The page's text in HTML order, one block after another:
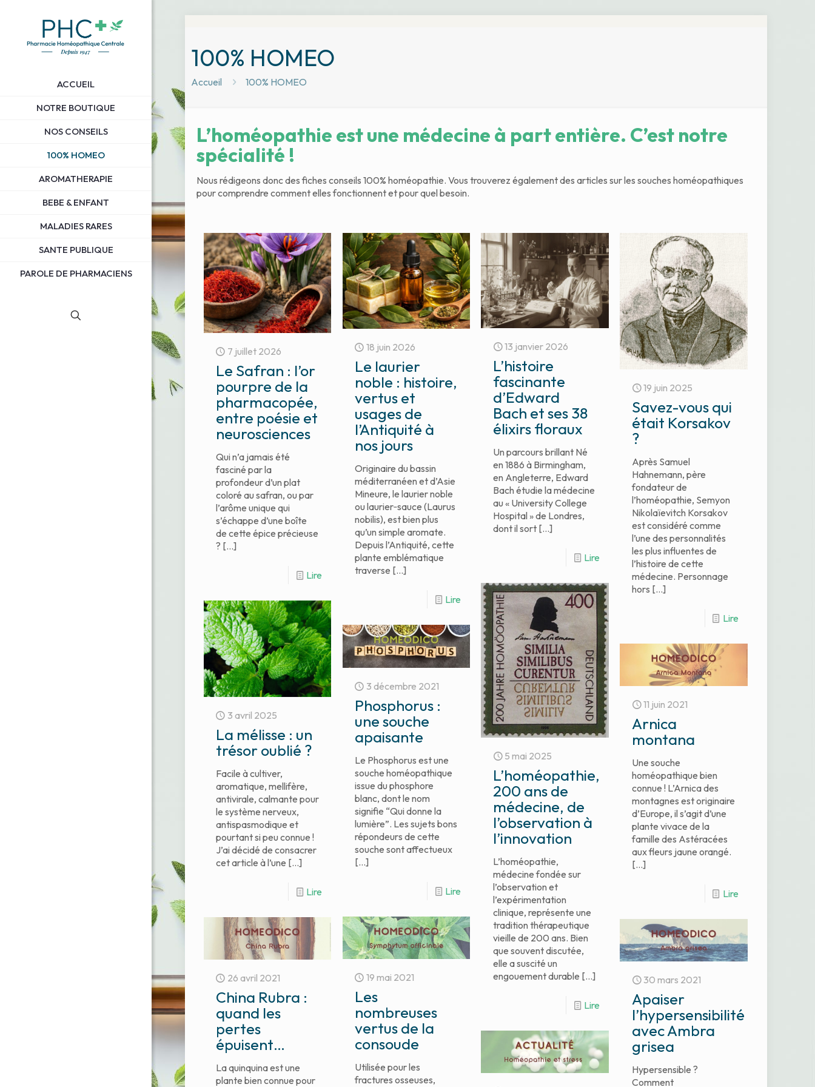
ACCUEIL
NOTRE BOUTIQUE
NOS CONSEILS
100% HOMEO
AROMATHERAPIE
BEBE & ENFANT
MALADIES RARES
SANTE PUBLIQUE
PAROLE DE PHARMACIENS
100% HOMEO
Accueil 100% HOMEO
L’homéopathie est une médecine à part entière. C’est notre
spécialité !
Nous rédigeons donc des fiches conseils 100% homéopathie. Vous trouverez également des articles sur les souches homéopathiques
pour comprendre comment elles fonctionnent et pour quel besoin.
7 juillet 2026
Le Safran : l’or
pourpre de la
pharmacopée,
entre poésie et
neurosciences
Qui n’a jamais été
fasciné par la
profondeur d’un plat
coloré au safran, ou par
l’arôme unique qui
s’échappe d’une boîte
de cette épice précieuse
? […]
Lire
18 juin 2026
Le laurier
noble : histoire,
vertus et
usages de
l’Antiquité à
nos jours
Originaire du bassin
méditerranéen et d’Asie
Mineure, le laurier noble
ou laurier‑sauce (Laurus
nobilis), est bien plus
qu’un simple aromate.
Depuis l’Antiquité, cette
plante emblématique
traverse […]
Lire
13 janvier 2026
L’histoire
fascinante
d’Edward
Bach et ses 38
élixirs floraux
Un parcours brillant Né
en 1886 à Birmingham,
en Angleterre, Edward
Bach étudie la médecine
au « University College
Hospital » de Londres,
dont il sort […]
Lire
19 juin 2025
Savez-vous qui
était Korsakov
?
Après Samuel
Hahnemann, père
fondateur de
l’homéopathie, Semyon
Nikolaïevitch Korsakov
est considéré comme
l’une des personnalités
les plus influentes de
l’histoire de cette
médecine. Personnage
hors […]
Lire
5 mai 2025
L’homéopathie,
200 ans de
médecine, de
l’observation à
l’innovation
L’homéopathie,
médecine fondée sur
l’observation et
l’expérimentation
clinique, représente une
tradition thérapeutique
vieille de 200 ans. Bien
que souvent discutée,
elle a suscité un
engouement durable […]
Lire
3 avril 2025
La mélisse : un
trésor oublié ?
Facile à cultiver,
aromatique, mellifère,
antivirale, calmante pour
le système nerveux,
antispasmodique et
pourtant si peu connue !
J’ai décidé de consacrer
cet article à l’une […]
Lire
3 décembre 2021
Phosphorus :
une souche
apaisante
Le Phosphorus est une
souche homéopathique
issue du phosphore
blanc, dont le nom
signifie “Qui donne la
lumière”. Les sujets bons
répondeurs de cette
souche sont affectueux
[…]
Lire
11 juin 2021
Arnica
montana
Une souche
homéopathique bien
connue ! L’Arnica des
montagnes est originaire
d’Europe, il s’agit d’une
plante vivace de la
famille des Astéracées
aux fleurs jaune orangé.
[…]
Lire
19 mai 2021
Les
nombreuses
vertus de la
consoude
Utilisée pour les
fractures osseuses,
26 avril 2021
China Rubra :
quand les
pertes
épuisent…
La quinquina est une
plante bien connue pour
30 mars 2021
Apaiser
l’hypersensibilité
avec Ambra
grisea
Hypersensible ?
Comment